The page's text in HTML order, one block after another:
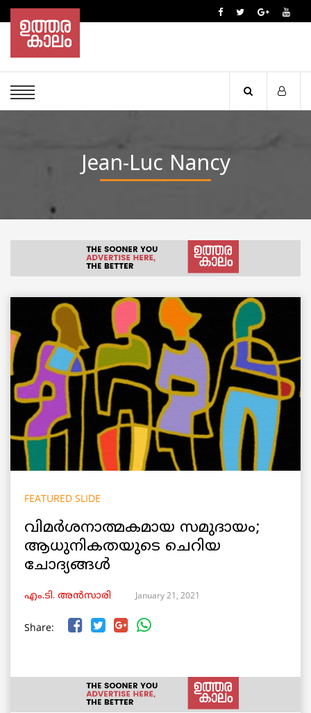
Jean-Luc Nancy
FEATURED SLIDE
വിമർശനാത്മകമായ സമുദായം;
ആധുനികതയുടെ ചെറിയ
ചോദ്യങ്ങൾ
എം.ടി. അൻസാരി January 21, 2021
Share: